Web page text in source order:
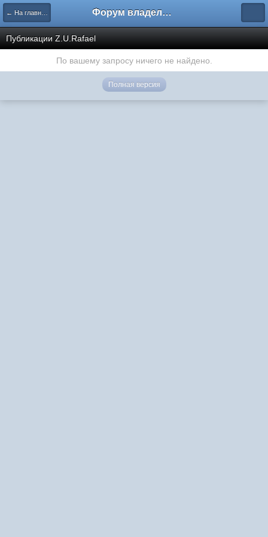
← На главную Форум владельцев интернет-магазинов
Публикации Z.U.Rafael
По вашему запросу ничего не найдено.
Полная версия